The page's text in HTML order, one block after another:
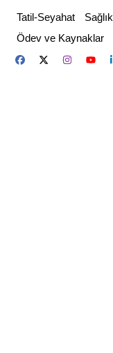
content
Tatil-Seyahat Sağlık
Ödev ve Kaynaklar